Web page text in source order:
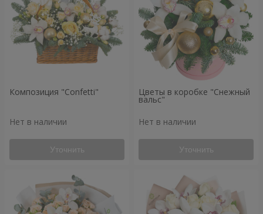
Композиция "Confetti"
Нет в наличии
Уточнить
Цветы в коробке "Снежный
вальс"
Нет в наличии
Уточнить